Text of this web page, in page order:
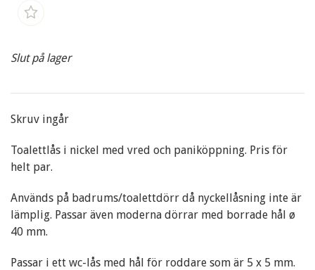
Slut på lager
Skruv ingår
Toalettlås i nickel med vred och paniköppning. Pris för
helt par.
Används på badrums/toalettdörr då nyckellåsning inte är
lämplig. Passar även moderna dörrar med borrade hål ø
40 mm.
Passar i ett wc-lås med hål för roddare som är 5 x 5 mm.